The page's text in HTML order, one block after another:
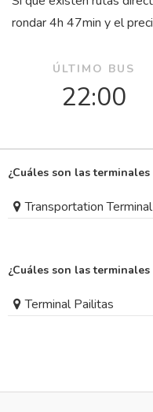
rondar 4h 47min y el
ÚLTIMO BUS
22:00
¿Cuáles son las
Transportation Terminal
¿Cuáles son las
Terminal Pailitas